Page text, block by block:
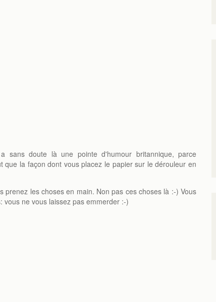
sans doute là une pointe d'humour britannique, parce
la façon dont vous placez le papier sur le dérouleur en
les choses en main. Non pas ces choses là :-) Vous
ne vous laissez pas emmerder :-)